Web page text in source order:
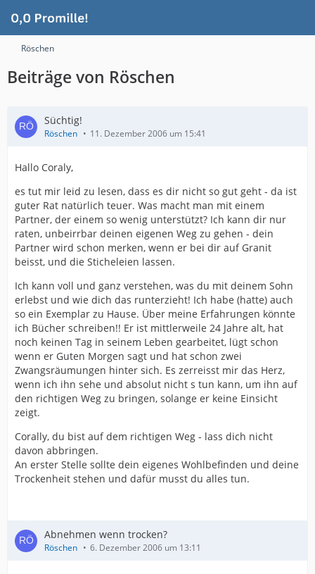
Röschen
Beiträge von Röschen
Süchtig!
Röschen 11. Dezember 2006 um 15:41
Hallo Coraly,
es tut mir leid zu lesen, dass es dir nicht so gut geht - da ist
guter Rat natürlich teuer. Was macht man mit einem
Partner, der einem so wenig unterstützt? Ich kann dir nur
raten, unbeirrbar deinen eigenen Weg zu gehen - dein
Partner wird schon merken, wenn er bei dir auf Granit
beisst, und die Sticheleien lassen.
Ich kann voll und ganz verstehen, was du mit deinem Sohn
erlebst und wie dich das runterzieht! Ich habe (hatte) auch
so ein Exemplar zu Hause. Über meine Erfahrungen könnte
ich Bücher schreiben!! Er ist mittlerweile 24 Jahre alt, hat
noch keinen Tag in seinem Leben gearbeitet, lügt schon
wenn er Guten Morgen sagt und hat schon zwei
Zwangsräumungen hinter sich. Es zerreisst mir das Herz,
wenn ich ihn sehe und absolut nicht s tun kann, um ihn auf
den richtigen Weg zu bringen, solange er keine Einsicht
zeigt.
Corally, du bist auf dem richtigen Weg - lass dich nicht
davon abbringen.
An erster Stelle sollte dein eigenes Wohlbefinden und deine
Trockenheit stehen und dafür musst du alles tun.
Abnehmen wenn trocken?
Röschen 6. Dezember 2006 um 13:11